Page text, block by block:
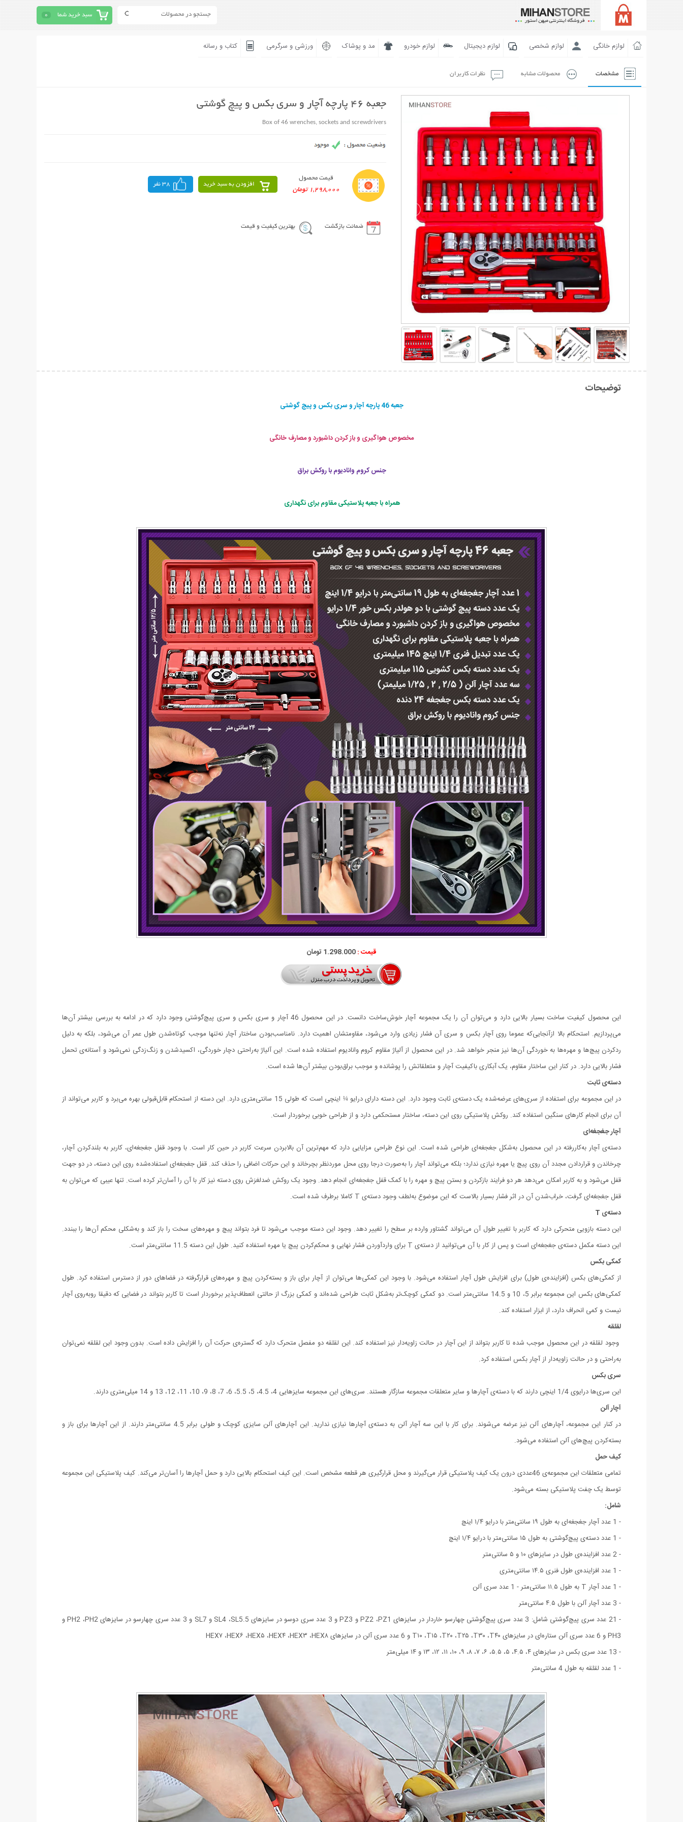
سبد خرید شما 0
لوازم خانگی لوازم شخصی لوازم دیجیتال لوازم خودرو مد و پوشاک ورزشی و سرگرمی کتاب و رسانه
مشخصات محصولات مشابه نظرات کاربران
جعبه 46 پارچه آچار و سری بکس و پیچ گوشتی
Box of 46 wrenches, sockets and screwdrivers
قیمت محصول
1,298,000 تومان
افزودن به سبد خرید 38 نفر
ضمانت بازگشت بهترین کیفیت و قیمت
توضیحات
جعبه 46 پارچه آچار و سری بکس و پیچ گوشتی
مخصوص هواگیری و باز کردن داشبورد و مصارف خانگی
جنس کروم وانادیوم با روکش براق
همراه با جعبه پلاستیکی مقاوم برای نگهداری
قیمت :1.298.000 تومان
این محصول کیفیت ساخت بسیار بالایی دارد و می‌توان آن را یک مجموعه‌ آچار خوش‌ساخت دانست. در این محصول 46 آچار و سری بکس و سری پیچ‌گوشتی وجود دارد که در ادامه به بررسی بیشتر آن‌ها
می‌پردازیم. استحکام بالا ازآنجایی‌که عموما روی آچار بکس و سری آن فشار زیادی وارد می‌شود، مقاومتشان اهمیت دارد. نامناسب‌بودن ساختار آچار نه‌تنها موجب کوتاه‌شدن طول عمر آن می‌شود، بلکه به دلیل
ردکردن پیچ‌ها و مهره‌ها به خوردگی آن‌ها نیز منجر خواهد شد. در این محصول از آلیاژ مقاوم کروم وانادیوم استفاده شده است. این آلیاژ به‌راحتی دچار خوردگی، اکسیدشدن و زنگ‌زدگی نمی‌شود و آستانه‌ی تحمل
فشار بالایی دارد. در کنار این ساختار مقاوم، یک آبکاری باکیفیت آچار و متعلقاتش را پوشانده و موجب براق‌بودن بیشتر آن‌ها شده است.
دسته‌ی ثابت
در این مجموعه برای استفاده از سری‌های عرضه‌شده یک دسته‌ی ثابت وجود دارد. این دسته دارای درایو ¼ اینچی است که طولی 15 سانتی‌متری دارد. این دسته از استحکام قابل‌قبولی بهره می‌برد و کاربر می‌تواند از
آن برای انجام کارهای سنگین استفاده کند. روکش پلاستیکی روی این دسته، ساختار مستحکمی دارد و از طراحی خوبی برخوردار است.
آچار جغجغه‌ای
دسته‌ی آچار به‌کاررفته در این محصول به‌شکل جغجغه‌ای طراحی شده است. این نوع طراحی مزایایی دارد که مهم‌ترین آن بالابردن سرعت کاربر در حین کار است. با وجود قفل جغجغه‌ای، کاربر به بلندکردن آچار،
چرخاندن و قراردادن مجدد آن روی پیچ یا مهره نیازی ندارد؛ بلکه می‌تواند آچار را به‌صورت درجا روی محل موردنظر بچرخاند و این حرکات اضافی را حذف کند. قفل جغجغه‌ای استفاده‌شده روی این دسته، در دو جهت
قفل می‌شود و به کاربر امکان می‌دهد هر دو فرایند بازکردن و بستن پیچ و مهره را با کمک قفل جغجغه‌ای انجام دهد. وجود یک روکش ضدلغزش روی دسته نیز کار با آن را آسان‌تر کرده است. تنها عیبی که می‌توان به
قفل جغجغه‌ای گرفت، خراب‌شدن آن در اثر فشار بسیار بالاست که این موضوع به‌لطف وجود دسته‌ی T کاملا برطرف شده است.
دسته‌ی T
این دسته بازویی متحرکی دارد که کاربر با تغییر طول آن می‌تواند گشتاور وارده بر سطح را تغییر دهد. وجود این دسته موجب می‌شود تا فرد بتواند پیچ و مهره‌های سخت را باز کند و به‌شکلی محکم آن‌ها را ببندد.
این دسته مکمل دسته‌ی جغجغه‌ای است و پس از کار با آن می‌توانید از دسته‌ی T برای واردآوردن فشار نهایی و محکم‌کردن پیچ یا مهره استفاده کنید. طول این دسته 11.5 سانتی‌متر است.
کمکی بکس
از کمکی‌های بکس (افزاینده‌ی طول) برای افزایش طول آچار استفاده می‌شود. با وجود این کمکی‌ها می‌توان از آچار برای باز و بسته‌کردن پیچ و مهره‌های قرارگرفته در فضاهای دور از دسترس استفاده کرد. طول
کمکی‌های بکس این مجموعه برابر 5، 10 و 14.5 سانتی‌متر است. دو کمکی کوچک‌تر به‌شکل ثابت طراحی شده‌اند و کمکی بزرگ از حالتی انعطاف‌پذیر برخوردار است تا کاربر بتواند در فضایی که دقیقا روبه‌روی آچار
نیست و کمی انحراف دارد، از ابزار استفاده کند.
لقلقه
وجود لقلقه در این محصول موجب شده تا کاربر بتواند از این آچار در حالت زاویه‌دار نیز استفاده کند. این لقلقه دو مفصل متحرک دارد که گستره‌ی حرکت آن را افزایش داده است. بدون وجود این لقلقه نمی‌توان
به‌راحتی و در حالت زاویه‌دار از آچار بکس استفاده کرد.
سری بکس
این سری‌ها درایوی 1/4 اینچی دارند که با دسته‌ی آچارها و سایر متعلقات مجموعه سازگار هستند. سری‌های این مجموعه سایزهایی 4، 4.5، 5، 5.5، 6، 7، 8، 9، 10، 11، 12، 13 و 14 میلی‌متری دارند.
آچار آلن
در کنار این مجموعه، آچارهای آلن نیز عرضه می‌شوند. برای کار با این سه آچار آلن به دسته‌ی آچارها نیازی ندارید. این آچارهای آلن سایزی کوچک و طولی برابر 4.5 سانتی‌متر دارند. از این آچارها برای باز و
بسته‌‎کردن پیچ‌های آلن استفاده می‌شود.
کیف حمل
تمامی متعلقات این مجموعه‌ی 46عددی درون یک کیف پلاستیکی قرار می‌گیرند و محل قرارگیری هر قطعه مشخص است. این کیف استحکام بالایی دارد و حمل آچارها را آسان‌تر می‌کند. کیف پلاستیکی این مجموعه
توسط یک چفت پلاستیکی بسته می‌شود.
شامل:
- 1 عدد آچار جغجغه‌ای به طول ۱۹ سانتی‌‎متر با درایو ۱/۴ اینچ
- 1 عدد دسته‌ی پیچ‌گوشتی به طول ۱۵ سانتی‌متر با درایو ۱/۴ اینچ
- 2 عدد افزاینده‌ی طول در سایزهای ۱۰ و ۵ سانتی‌متر
- 1 عدد افزاینده‌ی طول فنری ۱۴.۵ سانتی‌متری
- 1 عدد آچار T به طول ۱۱.۵ سانتی‌متر - 1 عدد سری آلن
- 3 عدد آچار آلن با طول ۴.۵ سانتی‌متر
- 21 عدد سری پیچ‌گوشتی شامل: 3 عدد سری پیچ‌گوشتی چهارسو خاردار در سایزهای PZ2 ،PZ1 و PZ3 و 3 عدد سری دوسو در سایزهای SL4 ،SL5.5 و SL7 و 3 عدد سری چهارسو در سایزهای PH2 ،PH2 و
PH3 و 6 عدد سری آلن ستاره‌ای در سایزهای T۱۰ ،T۱۵ ،T۲۰ ،T۲۵ ،T۳۰ ،T۴۰ و 6 عدد سری آلن در سایزهای HEX۷ ،HEX۶ ،HEX۵ ،HEX۴ ،HEX۳ ،HEX۸
- 13 عدد سری بکس در سایزهای ۴، ۴.۵، ۵، ۵.۵، ۶، ۷، ۸، ۹، ۱۰، ۱۱، ۱۲، ۱۳ و ۱۴ میلی‌متر
- 1 عدد لقلقه به طول 4 سانتی‌متر